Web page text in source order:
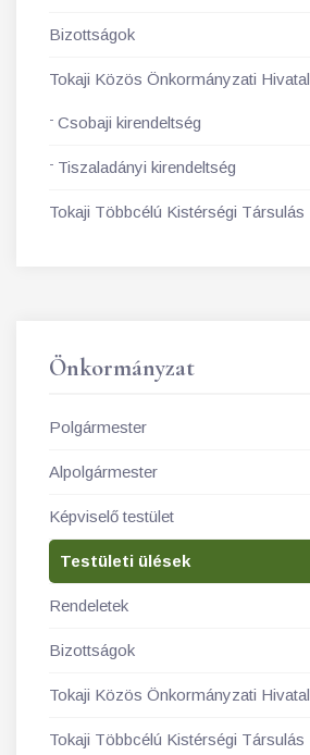
Bizottságok
Tokaji Közös Önkormányzati Hivatal
Csobaji kirendeltség
Tiszaladányi kirendeltség
Tokaji Többcélú Kistérségi Társulás
Önkormányzat
Polgármester
Alpolgármester
Képviselő testület
Testületi ülések
Rendeletek
Bizottságok
Tokaji Közös Önkormányzati Hivatal
Tokaji Többcélú Kistérségi Társulás